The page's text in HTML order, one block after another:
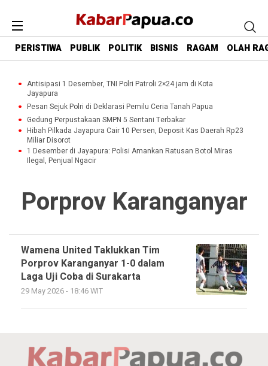
PERISTIWA PUBLIK POLITIK BISNIS RAGAM OLAH
Antisipasi 1 Desember, TNI Polri Patroli 2×24 jam di Kota
Jayapura
Pesan Sejuk Polri di Deklarasi Pemilu Ceria Tanah Papua
Gedung Perpustakaan SMPN 5 Sentani Terbakar
Hibah Pilkada Jayapura Cair 10 Persen, Deposit Kas Daerah Rp23
Miliar Disorot
1 Desember di Jayapura: Polisi Amankan Ratusan Botol Miras
Ilegal, Penjual Ngacir
Porprov Karanganyar
Wamena United Taklukkan Tim
Porprov Karanganyar 1-0 dalam
Laga Uji Coba di Surakarta
29 May 2026 - 18:46 WIT